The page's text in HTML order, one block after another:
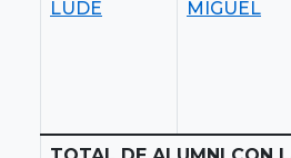
LUDE
MIGUEL